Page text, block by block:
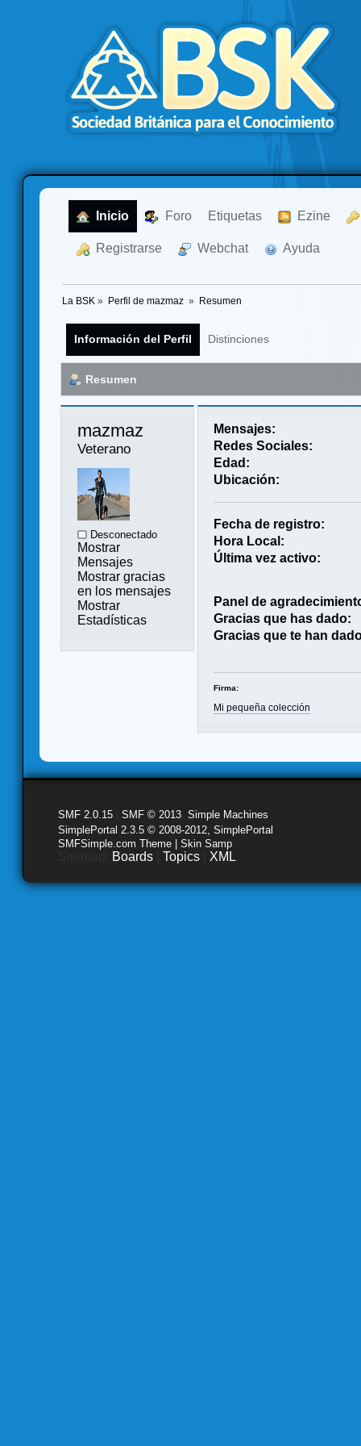
Inicio Foro Etiquetas Ezine
Registrarse Webchat Ayuda
La BSK » Perfil de mazmaz » Resumen
Información del Perfil Distinciones
Resumen
mazmaz
Veterano
Desconectado
Mostrar
Mensajes
Mostrar gracias
en los mensajes
Mostrar
Estadísticas
Mensajes:
Redes Sociales:
Edad:
Ubicación:
Fecha de registro:
Hora Local:
Última vez activo:
Panel de
Gracias que has dado:
Gracias que te han
Firma:
Mi pequeña colección
SMF 2.0.15 SMF © 2013 Simple Machines
SimplePortal 2.3.5 © 2008-2012, SimplePortal
SMFSimple.com Theme | Skin Samp
Boards Topics XML